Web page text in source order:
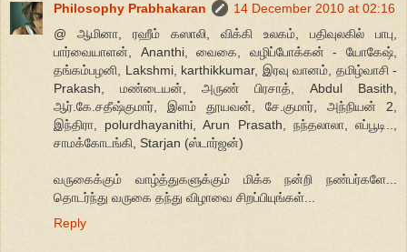
Philosophy Prabhakaran
14 December 2010 at 02:16
@ ஆமினா, ரஹீம் கஸாலி, விக்கி உலகம், பதிவுலகில் பாபு,
பார்வையாளன், Ananthi, வைகை, வழிப்போக்கன் - யோகேஷ்,
தங்கம்பழனி, Lakshmi, karthikkumar, இரவு வானம், தமிழ்வாசி -
Prakash, மண்டையன், அருண் பிரசாத், Abdul Basith,
ஆர்.கே.சதீஷ்குமார், இளம் தூயவன், சே.குமார், அந்நியன் 2,
இந்திரா, polurdhayanithi, Arun Prasath, நந்தலாலா, எப்பூடி..,
சாமக்கோடங்கி, Starjan (ஸ்டார்ஜன்)
வருகைக்கும் வாழ்த்துகளுக்கும் மிக்க நன்றி நண்பர்களே...
தொடர்ந்து வருகை தந்து விழாவை சிறப்பியுங்கள்...
Reply